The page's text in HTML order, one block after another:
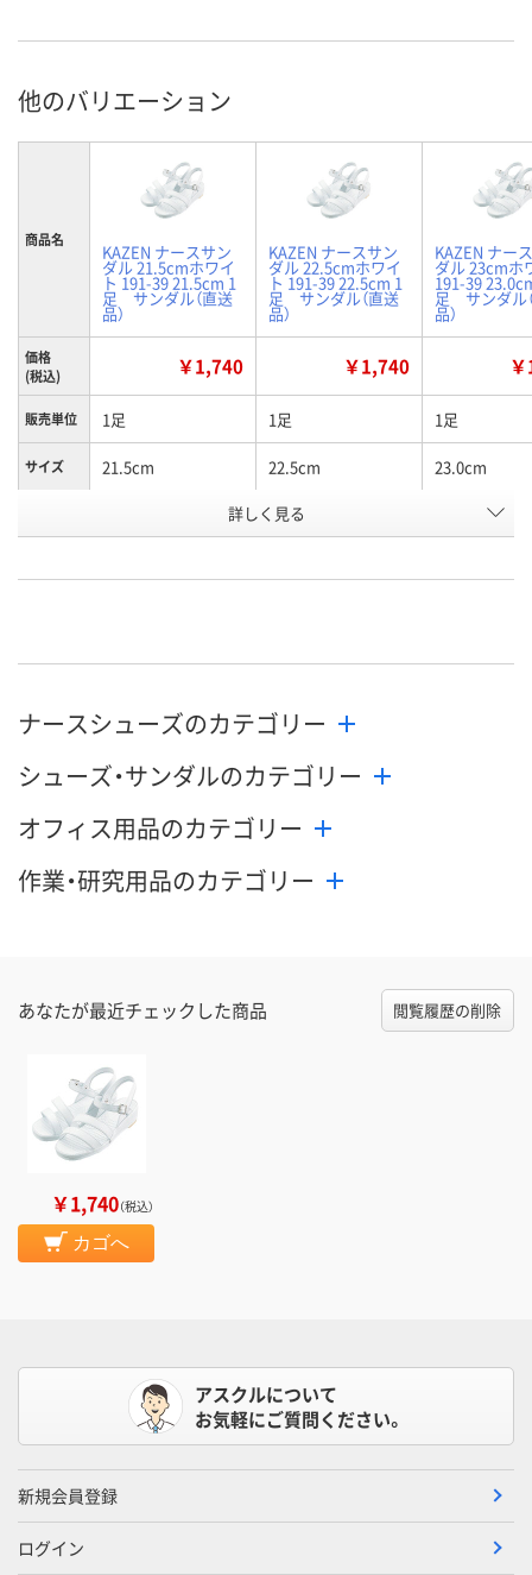
他のバリエーション
商品名
KAZEN ナースサン
ダル 21.5cmホワイ
ト 191-39 21.5cm 1
足 サンダル（直送
品）
KAZEN ナースサン
ダル 22.5cmホワイ
ト 191-39 22.5cm 1
足 サンダル（直送
品）
KAZEN ナー
ダル 23cmホ
191-39
足 サンダル
品）
価格
(税込)
￥1,740 ￥1,740
販売単位 1足 1足 1足
サイズ 21.5cm 22.5cm 23.0cm
2584437 2584446
カゴへ カゴへ
詳しく見る
ナースシューズのカテゴリー
シューズ・サンダルのカテゴリー
オフィス用品のカテゴリー
作業・研究用品のカテゴリー
あなたが最近チェックした商品 閲覧履歴の削除
￥1,740（税込）
カゴへ
アスクルについて
お気軽にご質問ください。
新規会員登録
ログイン